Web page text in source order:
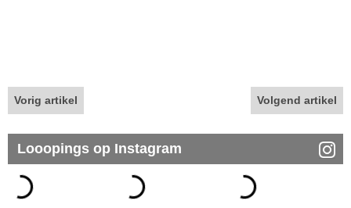
Vorig artikel Volgend artikel
Looopings op Instagram